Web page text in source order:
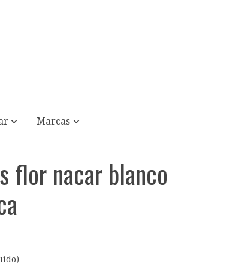
Marcas
flor nacar blanco